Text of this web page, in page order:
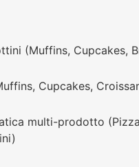
(Muffins, Cupcakes,
Cupcakes,
multi-prodotto